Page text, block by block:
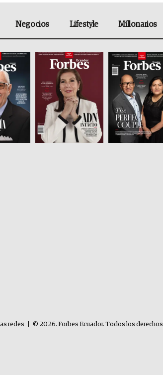
Negocios Lifestyle Millonarios
redes
© 2026. Forbes Ecuador. Todos los derechos